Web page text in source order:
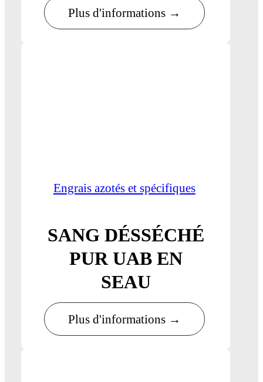
Plus d'informations →
Engrais azotés et spécifiques
SANG DÉSSÉCHÉ
PUR UAB EN
SEAU
Plus d'informations →